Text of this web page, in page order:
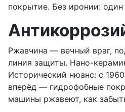
покрытие. Без иронии:
Ржавчина — вечный враг,
линия защиты. Нано-
Исторический нюанс: с
вперёд — гидрофобные
машины ржавеют, как